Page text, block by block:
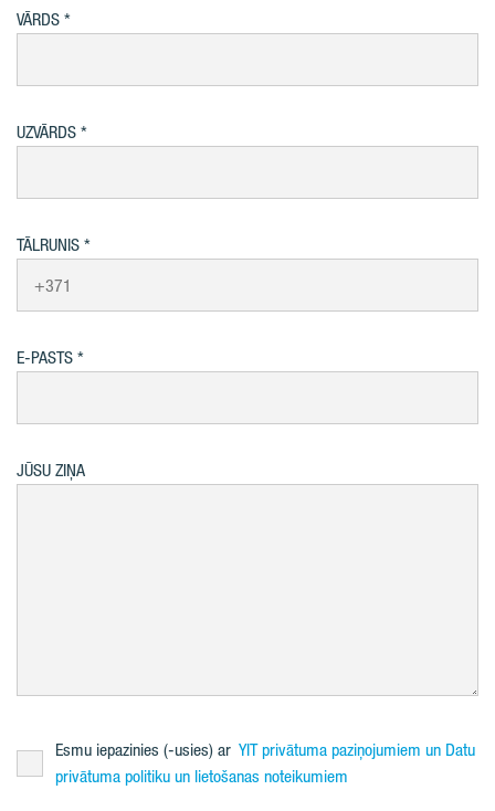
VĀRDS
UZVĀRDS
TĀLRUNIS
E-PASTS
JŪSU ZIŅA
Esmu iepazinies (-usies) ar YIT privātuma paziņojumiem un Datu
privātuma politiku un lietošanas noteikumiem